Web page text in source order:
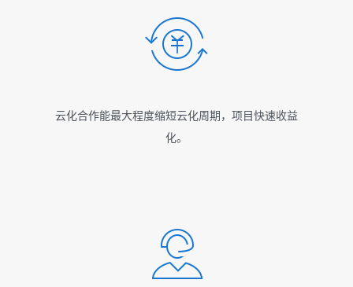
云化合作能最大程度缩短云化周期，项目快速收益
化。